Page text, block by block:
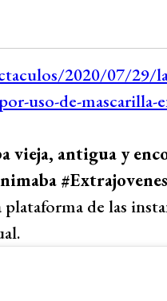
vieja, antigua y
de las